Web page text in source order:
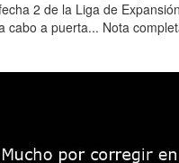
2 de la Liga de
cabo a puerta... Nota